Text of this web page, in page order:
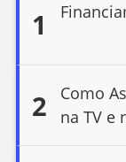
1
2
Como
na TV e